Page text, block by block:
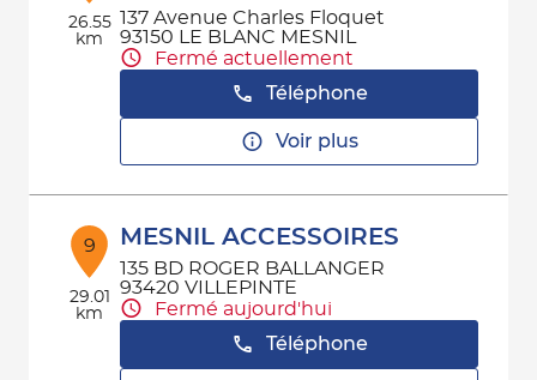
26.55
km
137 Avenue Charles Floquet
93150 LE BLANC MESNIL
Fermé actuellement
Téléphone
Voir plus
9
29.01
km
MESNIL ACCESSOIRES
135 BD ROGER BALLANGER
93420 VILLEPINTE
Fermé aujourd'hui
Téléphone